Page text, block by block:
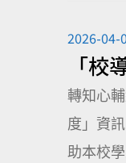
2026-04-
「校
轉知心
度」資
助本校